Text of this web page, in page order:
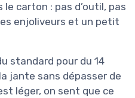
le carton : pas d’outil, pas
enjoliveurs et un petit
standard pour du 14
jante sans dépasser de
léger, on sent que ce